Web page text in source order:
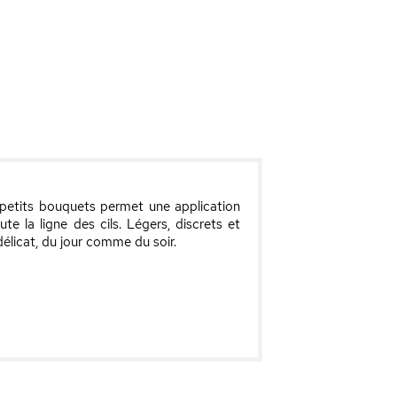
bouquets permet une application
la ligne des cils. Légers, discrets et
du jour comme du soir.